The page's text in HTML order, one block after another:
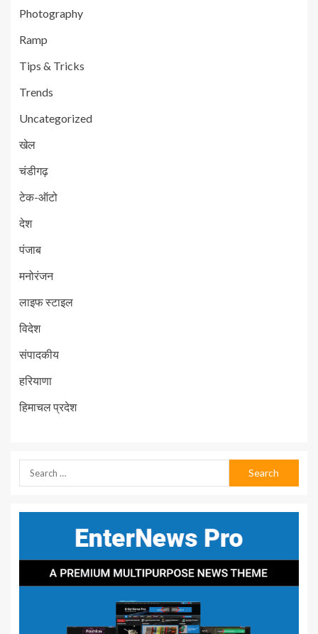
Photography
Ramp
Tips & Tricks
Trends
Uncategorized
खेल
चंडीगढ़
टेक-ऑटो
देश
पंजाब
मनोरंजन
लाइफ स्टाइल
विदेश
संपादकीय
हरियाणा
हिमाचल प्रदेश